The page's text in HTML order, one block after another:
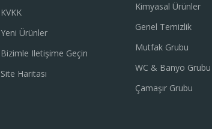
KVKK
Yeni Ürünler
Bizimle Iletişime Geçin
Site Haritası
Kimyasal Ürünler
Genel Temizlik
Mutfak Grubu
WC & Banyo Grubu
Çamaşır Grubu